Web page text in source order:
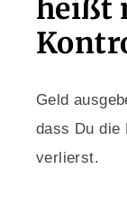
heißt
Geld
dass Du die
verlierst.